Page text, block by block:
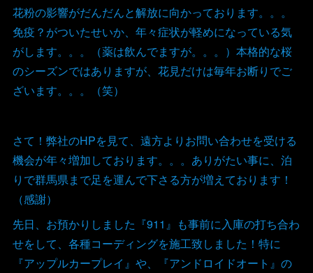
花粉の影響がだんだんと解放に向かっております。。。
免疫？がついたせいか、年々症状が軽めになっている気
がします。。。（薬は飲んでますが。。。）本格的な桜
のシーズンではありますが、花見だけは毎年お断りでご
ざいます。。。（笑）
さて！弊社のHPを見て、遠方よりお問い合わせを受ける
機会が年々増加しております。。。ありがたい事に、泊
りで群馬県まで足を運んで下さる方が増えております！
（感謝）
先日、お預かりしました『911』も事前に入庫の打ち合わ
せをして、各種コーディングを施工致しました！特に
『アップルカープレイ』や、『アンドロイドオート』の